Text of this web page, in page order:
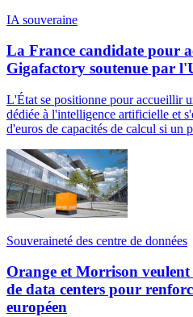
IA souveraine
La France candidate pour
Gigafactory soutenue par
L'État se positionne pour accueillir
dédiée à l'intelligence artificielle et
d'euros de capacités de calcul si un
Souveraineté des centre de données
Orange et Morrison veulent
de data centers pour
européen